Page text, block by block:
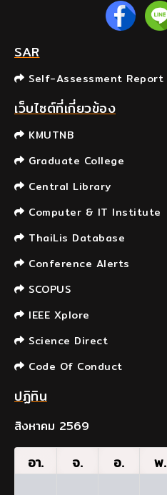
SAR
Self-Assessment Report
เว็บไซต์ที่เกี่ยวข้อง
KMUTNB
Graduate College
Central Library
Computer & IT Institute
ThaiLis Database
Conference Alerts
SCOPUS
IEEE Xplore
Science Direct
Code Of Conduct
ปฏิทิน
สิงหาคม 2569
อา. จ. อ. พ.